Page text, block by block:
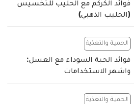
فوائد الكركم مع الحليب للتخسيس
(الحليب الذهبي)
الحمية والتغذية
فوائد الحبة السوداء مع العسل:
واشهر الاستخدامات
الحمية والتغذية